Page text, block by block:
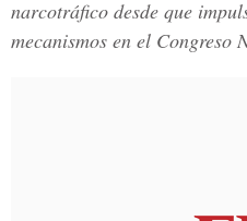
narcotráfico desde que
mecanismos en el Congreso